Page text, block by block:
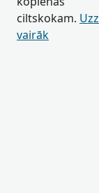
ciltskokam.
vairāk